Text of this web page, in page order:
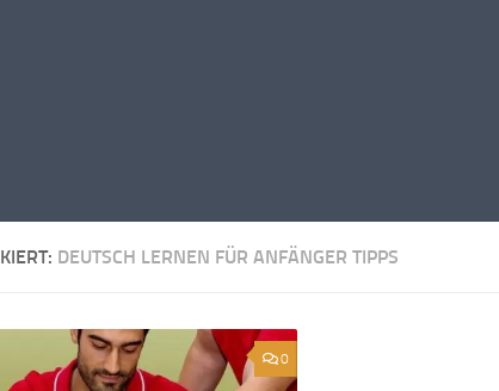
DEUTSCH LERNEN FÜR ANFÄNGER TIPPS
0